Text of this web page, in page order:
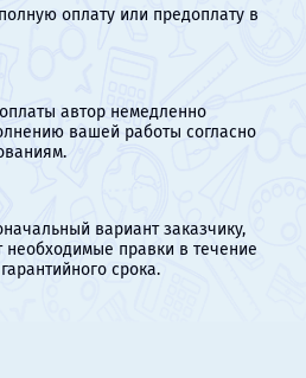
оплату или предоплату в
автор немедленно
вашей работы согласно
вариант заказчику,
необходимые правки в течение
срока.